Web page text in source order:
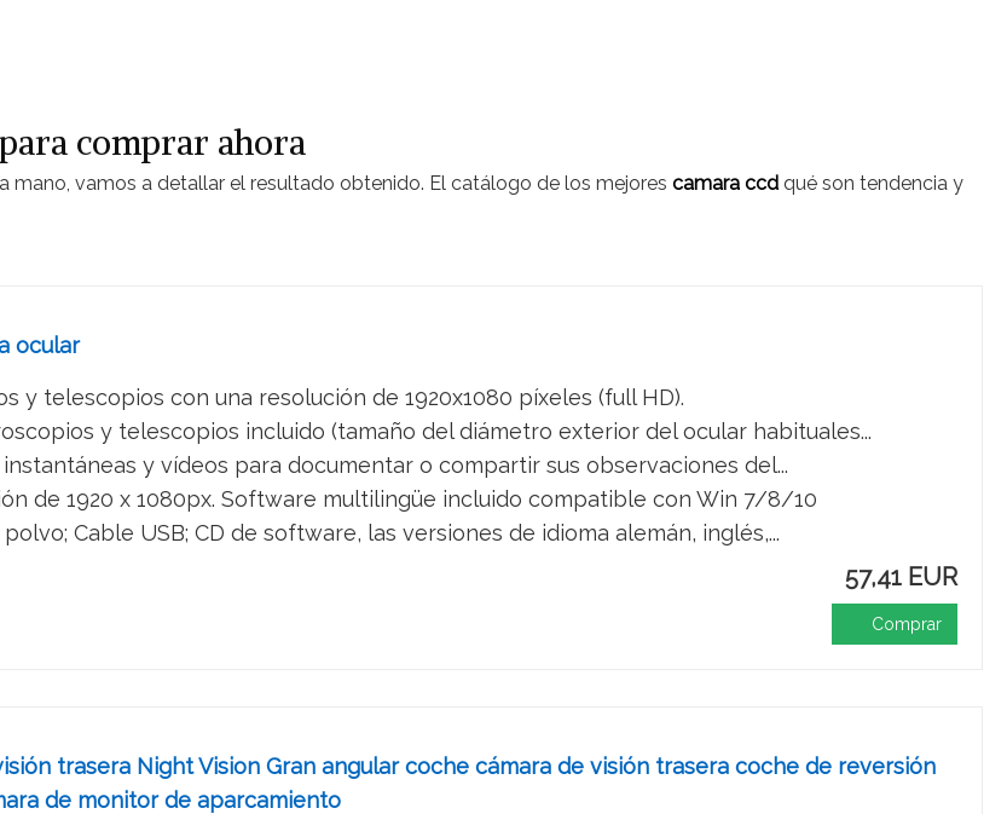
comprar ahora
mano, vamos a detallar el resultado obtenido. El catálogo de los mejores camara ccd qué son tendencia y
ocular
y telescopios con una resolución de 1920x1080 píxeles (full HD).
y telescopios incluido (tamaño del diámetro exterior del ocular habituales...
y vídeos para documentar o compartir sus observaciones del...
de 1920 x 1080px. Software multilingüe incluido compatible con Win 7/8/10
Cable USB; CD de software, las versiones de idioma alemán, inglés,...
57,41 EUR
Comprar
trasera Night Vision Gran angular coche cámara de visión trasera coche de reversión
de monitor de aparcamiento